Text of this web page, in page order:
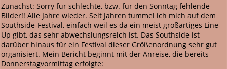
Zunächst: Sorry für schlechte, bzw. für den Sonntag fehlende
Bilder!! Alle Jahre wieder. Seit Jahren tummel ich mich auf dem
Southside-Festival, einfach weil es da ein meist großartiges Line-
Up gibt, das sehr abwechslungsreich ist. Das Southside ist
darüber hinaus für ein Festival dieser Größenordnung sehr gut
organisiert. Mein Bericht beginnt mit der Anreise, die bereits
Donnerstagvormittag erfolgte: